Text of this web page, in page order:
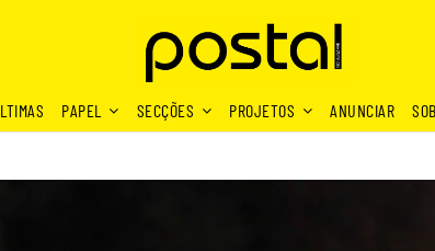
PAPEL SECÇÕES PROJETOS ANUNCIAR